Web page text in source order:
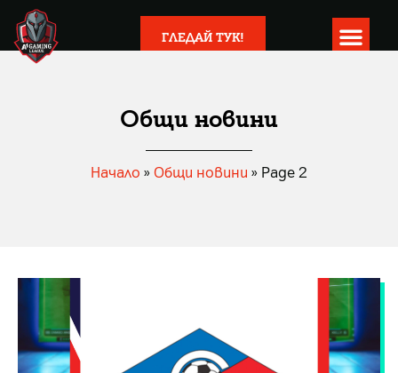
ГЛЕДАЙ ТУК!
Общи новини
Начало » Общи новини » Page 2